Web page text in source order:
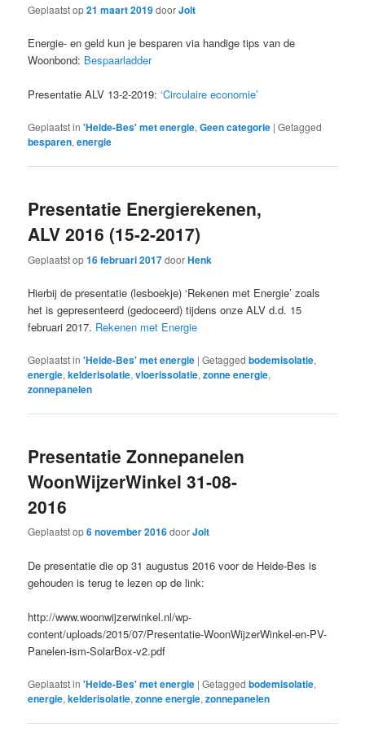
Geplaatst op21 maart 2019doorJolt
Energie- en geld kun je besparen via handige tips van de
Woonbond: Bespaarladder
Presentatie ALV 13-2-2019:‘Circulaire economie’
Geplaatst in 'Heide-Bes' met energie,Geen categorie |Getagged
besparen,energie
Presentatie Energierekenen,
ALV 2016 (15-2-2017)
Geplaatst op16 februari 2017doorHenk
Hierbij de presentatie (lesboekje) ‘Rekenen met Energie’ zoals
het is gepresenteerd (gedoceerd) tijdens onze ALV d.d. 15
februari 2017. Rekenen met Energie
Geplaatst in 'Heide-Bes' met energie |Getagged bodemisolatie,
energie,kelderisolatie,vloerissolatie,zonne energie,
zonnepanelen
Presentatie Zonnepanelen
WoonWijzerWinkel 31-08-
2016
Geplaatst op6 november 2016doorJolt
De presentatie die op 31 augustus 2016 voor de Heide-Bes is
gehouden is terug te lezen op de link:
http://www.woonwijzerwinkel.nl/wp-
content/uploads/2015/07/Presentatie-WoonWijzerWinkel-en-PV-
Panelen-ism-SolarBox-v2.pdf
Geplaatst in 'Heide-Bes' met energie |Getagged bodemisolatie,
energie,kelderisolatie,zonne energie,zonnepanelen